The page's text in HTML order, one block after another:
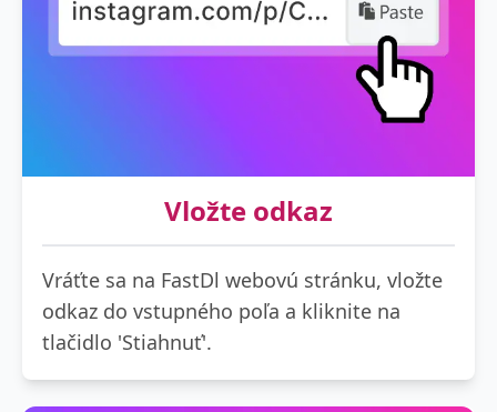
Vložte odkaz
Vráťte sa na FastDl webovú stránku, vložte
odkaz do vstupného poľa a kliknite na
tlačidlo 'Stiahnuť'.